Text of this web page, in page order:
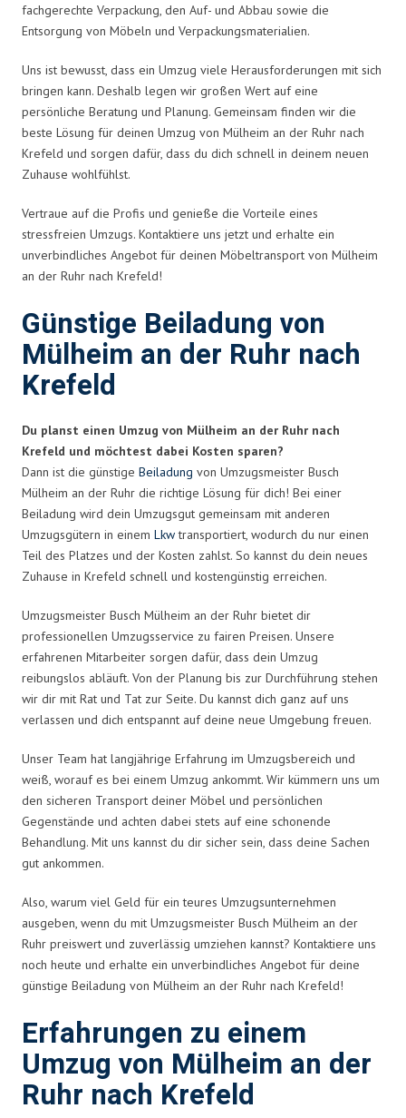
fachgerechte Verpackung, den Auf- und Abbau sowie die
Entsorgung von Möbeln und Verpackungsmaterialien.
Uns ist bewusst, dass ein Umzug viele Herausforderungen mit sich
bringen kann. Deshalb legen wir großen Wert auf eine
persönliche Beratung und Planung. Gemeinsam finden wir die
beste Lösung für deinen Umzug von Mülheim an der Ruhr nach
Krefeld und sorgen dafür, dass du dich schnell in deinem neuen
Zuhause wohlfühlst.
Vertraue auf die Profis und genieße die Vorteile eines
stressfreien Umzugs. Kontaktiere uns jetzt und erhalte ein
unverbindliches Angebot für deinen Möbeltransport von Mülheim
an der Ruhr nach Krefeld!
Günstige Beiladung von
Mülheim an der Ruhr nach
Krefeld
Du planst einen Umzug von Mülheim an der Ruhr nach
Krefeld und möchtest dabei Kosten sparen?
Dann ist die günstige Beiladung von Umzugsmeister Busch
Mülheim an der Ruhr die richtige Lösung für dich! Bei einer
Beiladung wird dein Umzugsgut gemeinsam mit anderen
Umzugsgütern in einem Lkwtransportiert, wodurch du nur einen
Teil des Platzes und der Kosten zahlst. So kannst du dein neues
Zuhause in Krefeld schnell und kostengünstig erreichen.
Umzugsmeister Busch Mülheim an der Ruhr bietet dir
professionellen Umzugsservice zu fairen Preisen. Unsere
erfahrenen Mitarbeiter sorgen dafür, dass dein Umzug
reibungslos abläuft. Von der Planung bis zur Durchführung stehen
wir dir mit Rat und Tat zur Seite. Du kannst dich ganz auf uns
verlassen und dich entspannt auf deine neue Umgebung freuen.
Unser Team hat langjährige Erfahrung im Umzugsbereich und
weiß, worauf es bei einem Umzug ankommt. Wir kümmern uns um
den sicheren Transport deiner Möbel und persönlichen
Gegenstände und achten dabei stets auf eine schonende
Behandlung. Mit uns kannst du dir sicher sein, dass deine Sachen
gut ankommen.
Also, warum viel Geld für ein teures Umzugsunternehmen
ausgeben, wenn du mit Umzugsmeister Busch Mülheim an der
Ruhr preiswert und zuverlässig umziehen kannst? Kontaktiere uns
noch heute und erhalte ein unverbindliches Angebot für deine
günstige Beiladung von Mülheim an der Ruhr nach Krefeld!
Erfahrungen zu einem
Umzug von Mülheim an der
Ruhr nach Krefeld